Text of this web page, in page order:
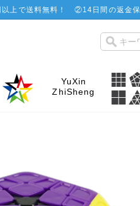
上で送料無料！ ②14日間の返金
YuXin
ZhiSheng